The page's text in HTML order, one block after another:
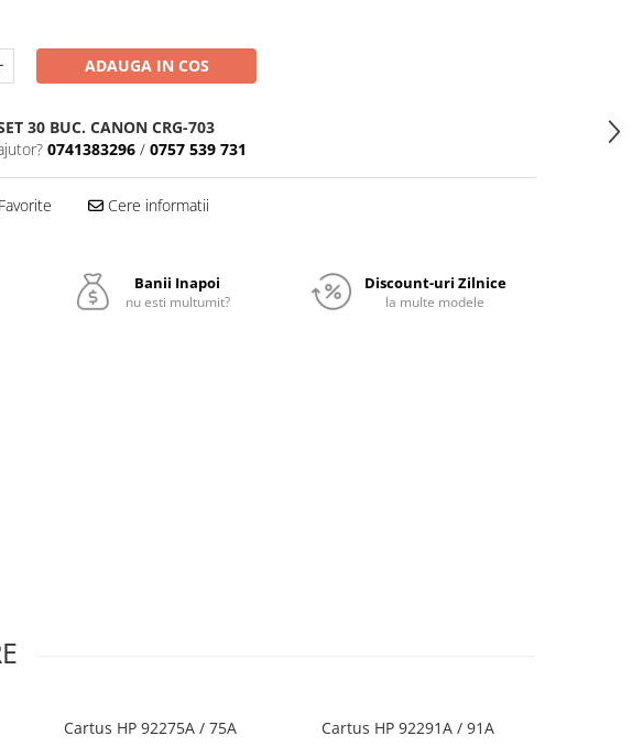
ADAUGA IN COS
30 BUC. CANON CRG-703
0741383296 / 0757 539 731
Cere informatii
Banii Inapoi
nu esti multumit?
Discount-uri Zilnice
la multe modele
Cartus HP 92275A / 75A
Cartus HP 92291A / 91A